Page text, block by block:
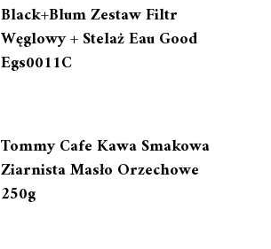
Black+Blum Zestaw Filtr
Węglowy + Stelaż Eau Good
Egs0011C
Tommy Cafe Kawa Smakowa
Ziarnista Masło Orzechowe
250g